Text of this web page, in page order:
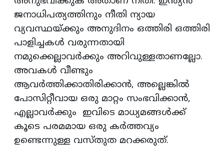
ജനാധിപത്യത്തിനും നീതി ന്യായ
വ്യവസ്ഥയ്ക്കും അനുദിനം ഒത്തിരി ഒത്തിരി
പാളിച്ചകൾ വരുന്നതായി
നമുക്കെല്ലാവർക്കും അറിവുള്ളതാണല്ലോ.
അവകൾ വീണ്ടും
ആവർത്തിക്കാതിരിക്കാൻ, അല്ലെങ്കിൽ
പോസിറ്റീവായ ഒരു മാറ്റം സംഭവിക്കാൻ,
എല്ലാവർക്കും ഇവിടെ മാധ്യമങ്ങൾക്ക്
കൂടെ പരമമായ ഒരു കർത്തവ്യം
ഉണ്ടെന്നുള്ള വസ്തുത മറക്കരുത്.